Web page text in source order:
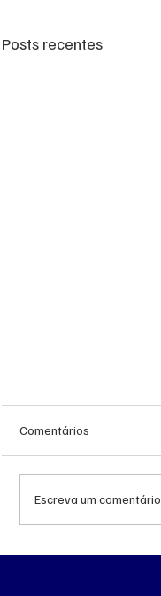
Posts recentes
Comentários
Escreva um comentário